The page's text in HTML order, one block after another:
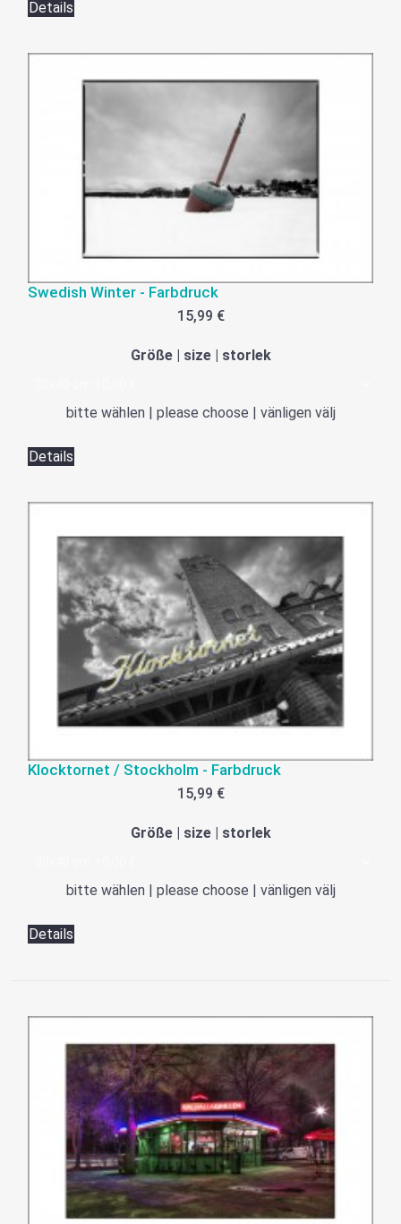
Details
Swedish Winter - Farbdruck
15,99 €
Größe | size | storlek
bitte wählen | please choose | vänligen välj
Details
Klocktornet / Stockholm - Farbdruck
15,99 €
Größe | size | storlek
bitte wählen | please choose | vänligen välj
Details